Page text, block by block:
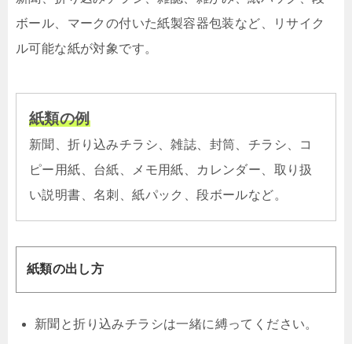
ボール、マークの付いた紙製容器包装など、リサイク
ル可能な紙が対象です。
紙類の例
新聞、折り込みチラシ、雑誌、封筒、チラシ、コ
ピー用紙、台紙、メモ用紙、カレンダー、取り扱
い説明書、名刺、紙パック、段ボールなど。
紙類の出し方
新聞と折り込みチラシは一緒に縛ってください。